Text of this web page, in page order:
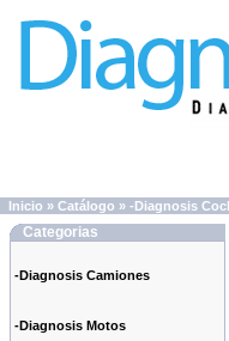
Inicio » Catálogo » -Diagnosis
Categorias
-Diagnosis Camiones
-Diagnosis Motos